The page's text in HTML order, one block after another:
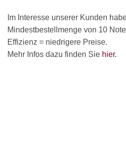
Im Interesse unserer Kunden
Mindestbestellmenge von 10
Effizienz = niedrigere Preise.
Mehr Infos dazu finden Sie hier.